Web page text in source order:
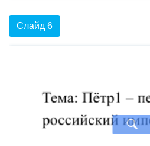
Слайд 6